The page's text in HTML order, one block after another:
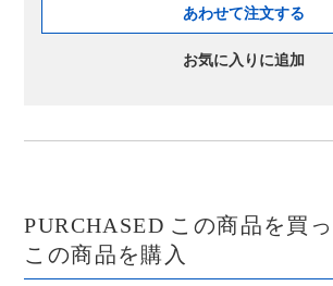
あわせて注文する
お気に入りに追加
PURCHASED この商品を買
この商品を購入